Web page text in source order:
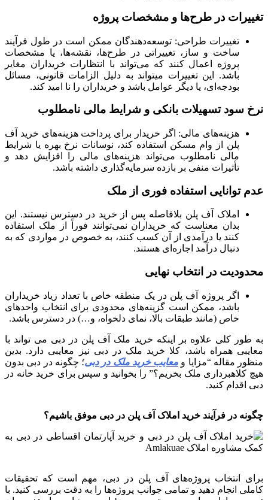
تغییرات در طرح‌ها و مشخصات پروژه
تغییرات طراحی: توسعه‌دهندگان ممکن است در طول فرآیند
ساخت و ساز، تغییراتی در طرح‌ها، نقشه‌ها، یا مشخصات
پروژه اعمال کنند که می‌تواند با انتظارات خریداران مغایر
باشد. این تغییرات میتواند به دلیل الزامات قانونی، مسائل
بودجه‌ای، یا دیگر عوامل باشد و خریداران را نا امید کند.
نرخ سود تسهیلات بانکی و شرایط مالی نامطلوب
هزینه‌های مالی: اگر خریدار برای پرداخت هزینه‌های خرید آف
پلن از وام مسکن استفاده کند، نوسانات نرخ بهره یا شرایط
مالی نامطلوب می‌تواند هزینه‌های مالی را افزایش دهد و
تأثیرات منفی بر بازده سرمایه‌گذاری داشته باشد.
عدم توانایی استفاده فوری از ملک
املاک آف پلن بلافاصله پس از خرید در دسترس نیستند. این
بدان معناست که خریداران نمی‌توانند فوراً از ملک استفاده
کنند یا درآمدی از آن کسب کنند، به خصوص در مواردی که به
دنبال درآمد اجاره‌ای هستند.
محدودیت در انتخاب نهایی
اگر پروژه آف پلن در یک منطقه خاص با تعداد زیاد خریداران
باشد، ممکن است گزینه‌های محدودی برای انتخاب واحدهای
خاص (مانند طبقات بالا، نمای دلخواه، و…) در دسترس باشد.
به طور کلی علاوه بر اینکه خرید ملک آف پلن در دبی می تواند با
معایبی همراه باشد، کلا خرید ملک در دبی نیز معایبی دارد. بدین
منظور مقاله “مزایا و معایب خرید ملک در دبی؛ چگونه در دبی بدون
هیچ کلاهبرداری ملک بخریم؟” را بخوانید و سپس برای خرید خانه در
دبی اقدام کنید.
چگونه در فرآیند خرید املاک آف پلن در دبی موفق باشیم؟
برای انتخاب پروژه‌های آف پلن در دبی، مهم است که تحقیقات
کاملی انجام دهید و تمامی جوانب پروژه‌ها را به دقت بررسی کنید. با